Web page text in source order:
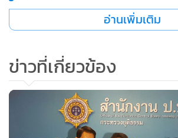
อ่านเพิ่มเติม
ข่าวที่เกี่ยวข้อง